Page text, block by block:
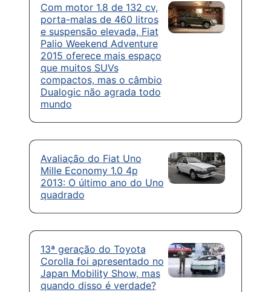
Com motor 1.8 de 132 cv,
porta-malas de 460 litros
e suspensão elevada, Fiat
Palio Weekend Adventure
2015 oferece mais espaço
que muitos SUVs
compactos, mas o câmbio
Dualogic não agrada todo
mundo
Avaliação do Fiat Uno
Mille Economy 1.0 4p
2013: O último ano do Uno
quadrado
13ª geração do Toyota
Corolla foi apresentado no
Japan Mobility Show, mas
quando disso é verdade?